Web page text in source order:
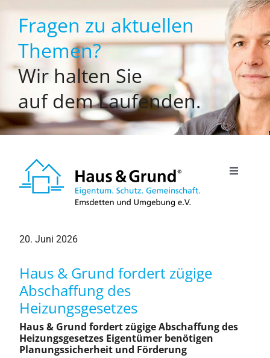
Inhalt
springenFragen zu aktuellen
Themen?
Wir halten Sie
auf dem Laufenden.
Toggle
Leistungen
Über
Mitglied werden
20. Juni 2026
Haus & Grund fordert zügige
Abschaffung des
Heizungsgesetzes
Haus & Grund fordert zügige Abschaffung des
Heizungsgesetzes Eigentümer benötigen
Planungssicherheit und Förderung